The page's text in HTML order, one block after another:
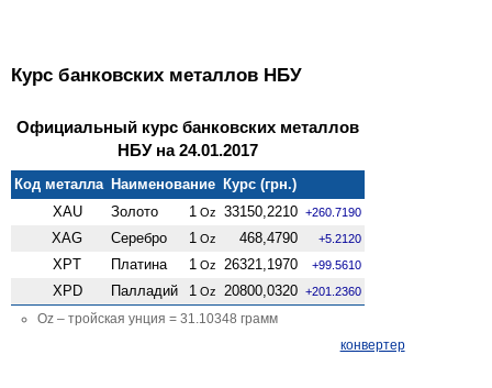
Курс банковских металлов НБУ
Официальный курс банковских металлов
НБУ на 24.01.2017
Код металла Наименование Курс (грн.)
XAU
Золото 1 Oz 33150,2210 +260.7190
XAG Серебро 1 Oz 468,4790 +5.2120
XPT Платина 1 Oz 26321,1970 +99.5610
XPD Палладий 1 Oz 20800,0320 +201.2360
Oz – тройская унция = 31.10348 грамм
конвертер